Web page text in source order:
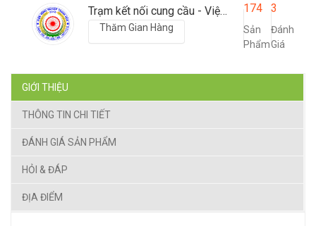
Trạm kết nối cung cầu - Viện nông nghiệp Thanh Hoá
Thăm Gian Hàng
174
Sản
Phẩm
3
Đánh
Giá
GIỚI THIỆU
THÔNG TIN CHI TIẾT
ĐÁNH GIÁ SẢN PHẨM
HỎI & ĐÁP
ĐỊA ĐIỂM